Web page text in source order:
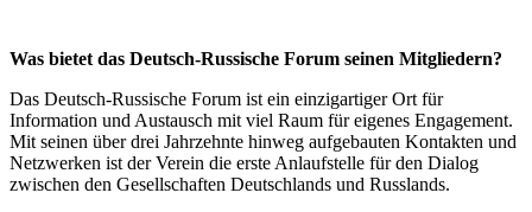
Was bietet das Deutsch-Russische Forum seinen Mitgliedern?
Das Deutsch-Russische Forum ist ein einzigartiger Ort für
Information und Austausch mit viel Raum für eigenes Engagement.
Mit seinen über drei Jahrzehnte hinweg aufgebauten Kontakten und
Netzwerken ist der Verein die erste Anlaufstelle für den Dialog
zwischen den Gesellschaften Deutschlands und Russlands.